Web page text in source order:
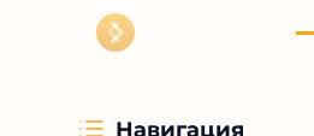
Навигация